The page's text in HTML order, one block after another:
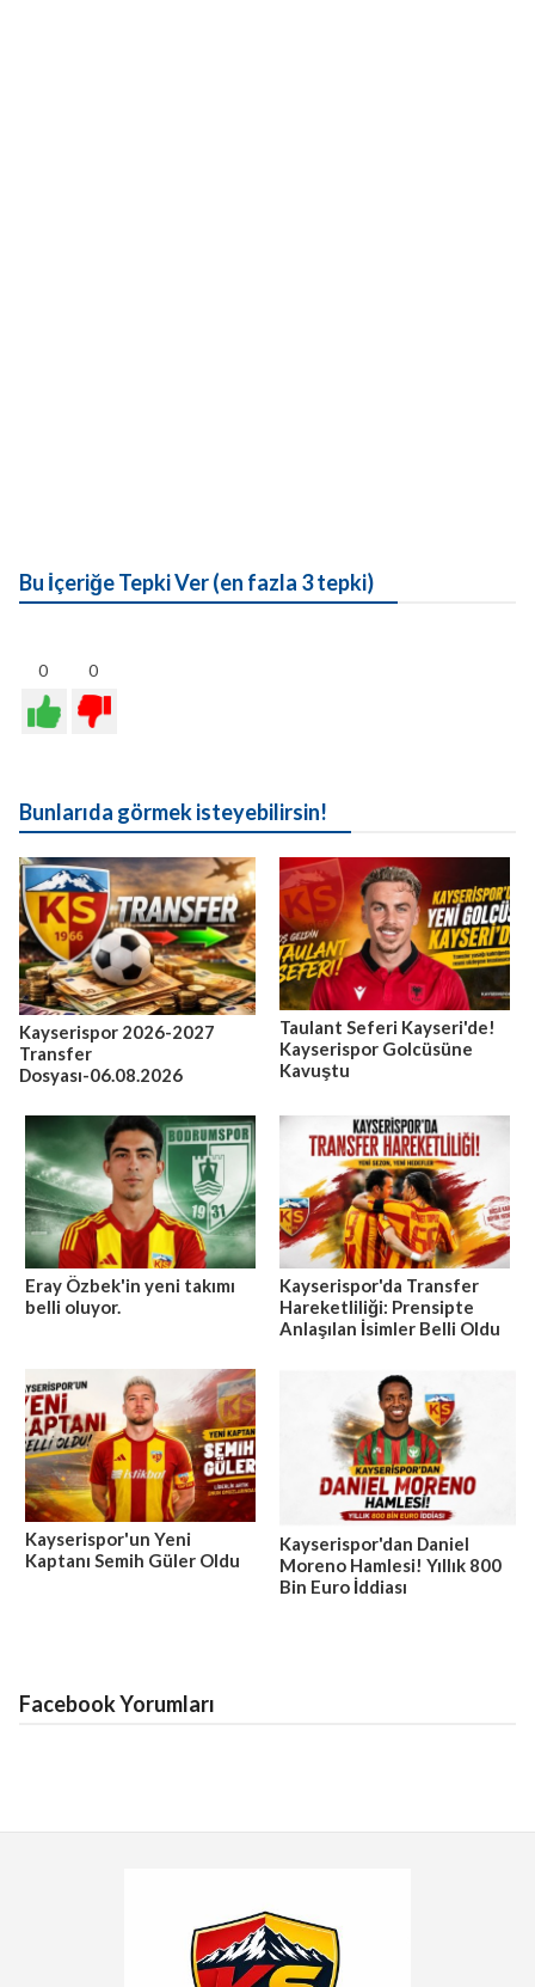
Bu İçeriğe Tepki Ver (en fazla 3 tepki)
0 0
Bunlarıda görmek isteyebilirsin!
Kayserispor 2026-2027
Transfer
Dosyası-06.08.2026
Taulant Seferi Kayseri'de!
Kayserispor Golcüsüne
Kavuştu
Eray Özbek'in yeni takımı
belli oluyor.
Kayserispor'da Transfer
Hareketliliği: Prensipte
Anlaşılan İsimler Belli Oldu
Kayserispor'un Yeni
Kaptanı Semih Güler Oldu
Kayserispor'dan Daniel
Moreno Hamlesi! Yıllık 800
Bin Euro İddiası
Facebook Yorumları